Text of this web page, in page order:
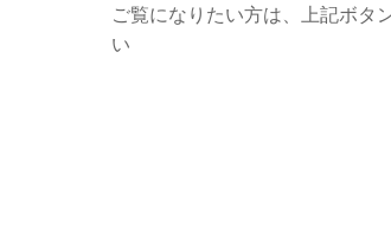
ご覧になりたい方は、上記ボタ
い